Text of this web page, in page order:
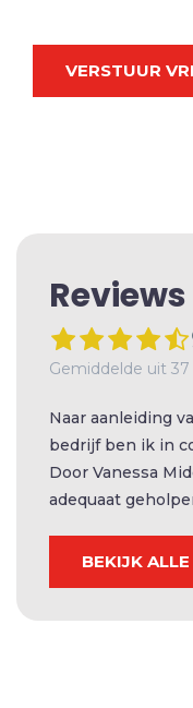
VERSTUUR
Reviews
Gemiddelde uit
Naar aanleiding
bedrijf ben ik in
Door Vanessa
adequaat
BEKIJK